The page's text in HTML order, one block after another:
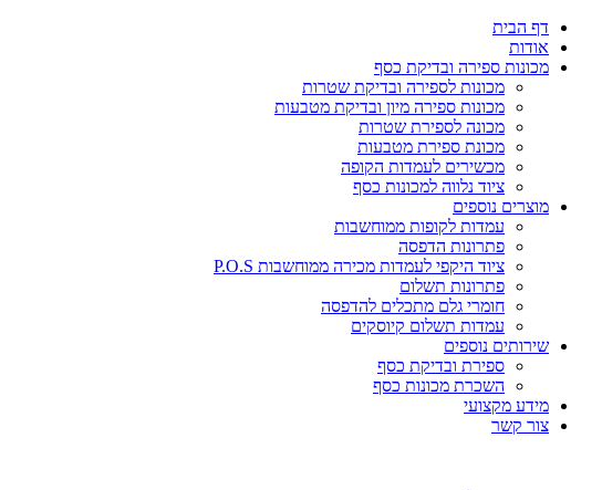
דף הבית
אודות
מכונות ספירה ובדיקת כסף
מכונות לספירה ובדיקת שטרות
מכונות ספירה מיון ובדיקת מטבעות
מכונה לספירת שטרות
מכונת ספירת מטבעות
מכשירים לעמדות הקופה
ציוד נלווה למכונות כסף
מוצרים נוספים
עמדות לקופות ממוחשבות
פתרונות הדפסה
ציוד היקפי לעמדות מכירה ממוחשבות P.O.S
פתרונות תשלום
חומרי גלם מתכלים להדפסה
עמדות תשלום קיוסקים
שירותים נוספים
ספירת ובדיקת כסף
השכרת מכונות כסף
מידע מקצועי
צור קשר